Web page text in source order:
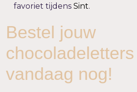
favoriet tijdens Sint.
Bestel jouw
vandaag nog!